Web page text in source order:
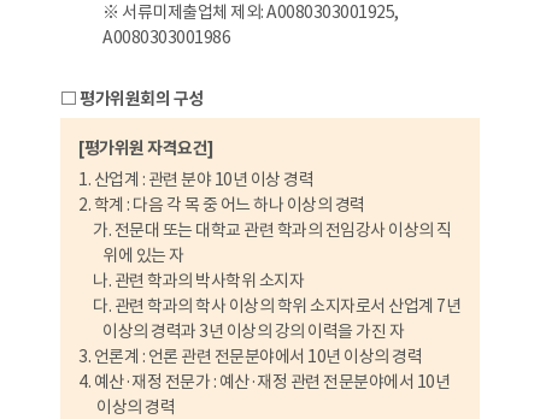
※ 서류미제출업체 제외: A0080303001925,
A0080303001986
□ 평가위원회의 구성
[평가위원 자격요건]
1. 산업계 : 관련 분야 10년 이상 경력
2. 학계 : 다음 각 목 중 어느 하나 이상의 경력
가. 전문대 또는 대학교 관련 학과의 전임강사 이상의 직
위에 있는 자
나. 관련 학과의 박사학위 소지자
다. 관련 학과의 학사 이상의 학위 소지자로서 산업계 7년
이상의 경력과 3년 이상의 강의 이력을 가진 자
3. 언론계 : 언론 관련 전문분야에서 10년 이상의 경력
4. 예산·재정 전문가 : 예산·재정 관련 전문분야에서 10년
이상의 경력